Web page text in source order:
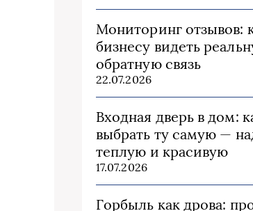
Мониторинг отзывов:
бизнесу видеть
обратную связь
22.07.2026
Входная дверь в дом:
выбрать ту самую —
теплую и красивую
17.07.2026
Горбыль как дрова: